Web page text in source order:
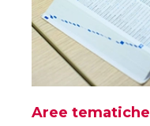
Aree tematiche